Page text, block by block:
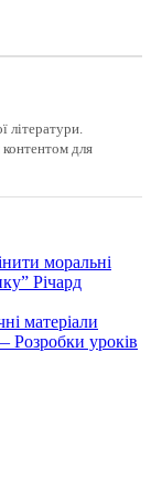
літератури.
контентом для
моральні
Річард
матеріали
Розробки уроків